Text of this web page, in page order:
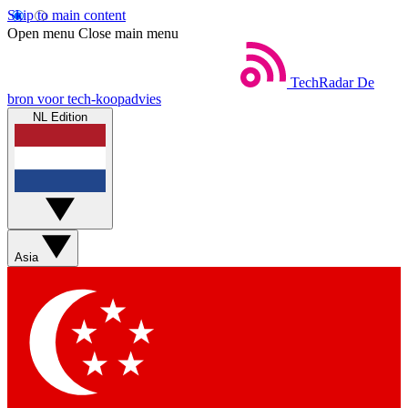
Skip to main content
Open menu Close main menu
TechRadar De
bron voor tech-koopadvies
NL Edition
Asia